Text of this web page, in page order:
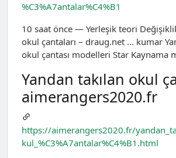
%C3%A7antalar%C4%B1
10 saat önce — Yerleşik teori
okul çantaları – draug.net … kumar
okul çantası modelleri Star Kaynama
Yandan takılan okul
aimerangers2020.fr
https://aimerangers2020.fr/
kul_%C3%A7antalar%C4%B1.html